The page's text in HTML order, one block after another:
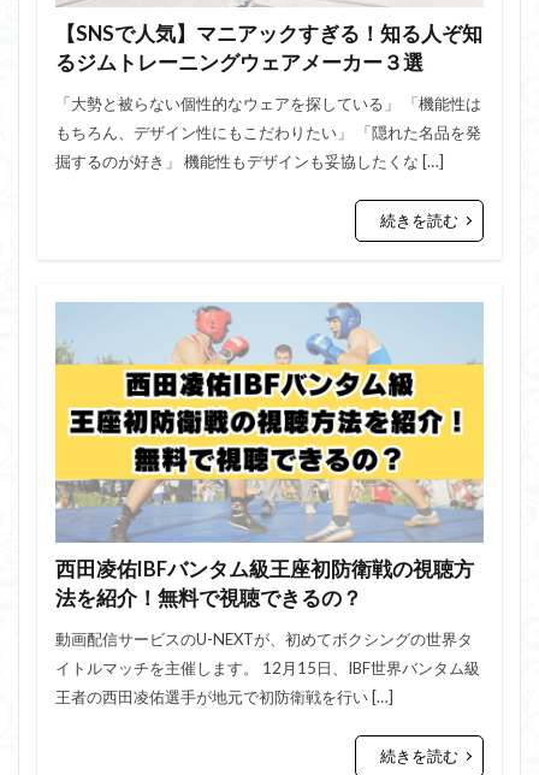
【SNSで人気】マニアックすぎる！知る人ぞ知
るジムトレーニングウェアメーカー３選
「大勢と被らない個性的なウェアを探している」 「機能性は
もちろん、デザイン性にもこだわりたい」 「隠れた名品を発
掘するのが好き」 機能性もデザインも妥協したくな […]
続きを読む
西田凌佑IBFバンタム級王座初防衛戦の視聴方
法を紹介！無料で視聴できるの？
動画配信サービスのU-NEXTが、初めてボクシングの世界タ
イトルマッチを主催します。 12月15日、IBF世界バンタム級
王者の西田凌佑選手が地元で初防衛戦を行い […]
続きを読む